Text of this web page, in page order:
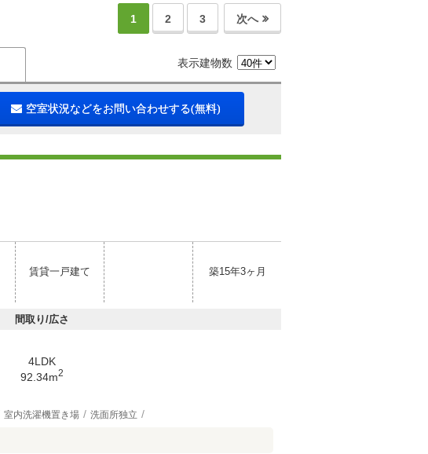
1 2 3 次へ
表示建物数
空室状況などをお問い合わせする(無料)
賃貸一戸建て 築15年3ヶ月
間取り/広さ
4LDK
92.34m2
室内洗濯機置き場 洗面所独立